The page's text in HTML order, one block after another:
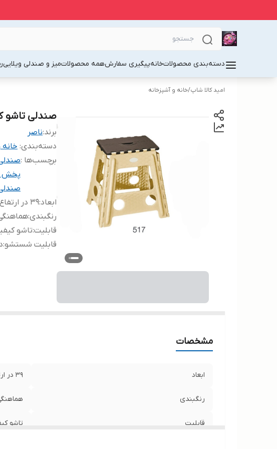
دسته‌بندی محصولاتخانهپیگیری سفارشهمه محصولاتمیز و صندلی ویلایی
امید کالا شاپ/خانه و آشپزخانه
صندلی تاشو کد ۵۱۷
برند:ناصر
دسته‌بندی: خانه
برچسب‌ها :
پخش
ابعاد:۳۹ در ارتفاع ۴۱
رنگبندی:
قابلیت:تاشو
قابلیت شستشو:
مشخصات
ابعاد ۳۹ در ارتفاع ۴۱
رنگبندی
قابلیت تاشو